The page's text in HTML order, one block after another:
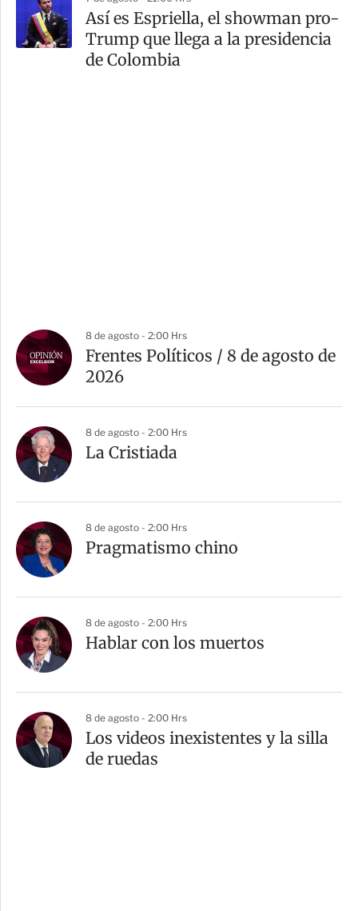
Así es Espriella, el showman pro-
Trump que llega a la presidencia
de Colombia
8 de agosto - 2:00 Hrs
Frentes Políticos / 8 de agosto de
2026
8 de agosto - 2:00 Hrs
La Cristiada
8 de agosto - 2:00 Hrs
Pragmatismo chino
8 de agosto - 2:00 Hrs
Hablar con los muertos
8 de agosto - 2:00 Hrs
Los videos inexistentes y la silla
de ruedas